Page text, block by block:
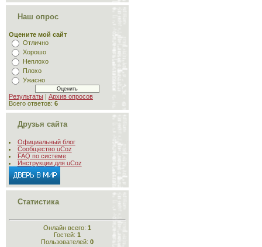
Наш опрос
Оцените мой сайт
Отлично
Хорошо
Неплохо
Плохо
Ужасно
Результаты | Архив опросов
Всего ответов: 6
Друзья сайта
Официальный блог
Сообщество uCoz
FAQ по системе
Инструкции для uCoz
Статистика
Онлайн всего: 1
Гостей: 1
Пользователей: 0